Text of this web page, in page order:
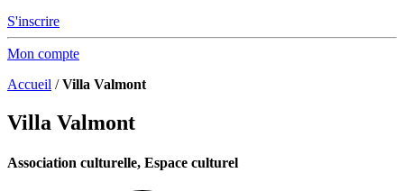
S'inscrire
Mon compte
Accueil /Villa Valmont
Villa Valmont
Association culturelle, Espace culturel